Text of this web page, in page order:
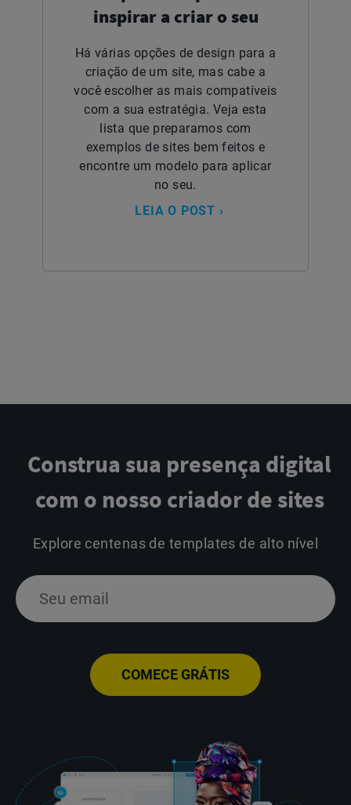
inspirar a criar o seu
Há várias opções de design para a
criação de um site, mas cabe a
você escolher as mais compatíveis
com a sua estratégia. Veja esta
lista que preparamos com
exemplos de sites bem feitos e
encontre um modelo para aplicar
no seu.
LEIA O POST ›
Construa sua presença digital
com o nosso criador de sites
Explore centenas de templates de alto nível
COMECE GRÁTIS